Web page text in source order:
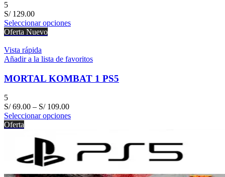
5
S/129.00
Seleccionar opciones
Oferta Nuevo
Vista rápida
Añadir a la lista de favoritos
MORTAL KOMBAT 1 PS5
5
S/69.00 – S/109.00
Seleccionar opciones
Oferta